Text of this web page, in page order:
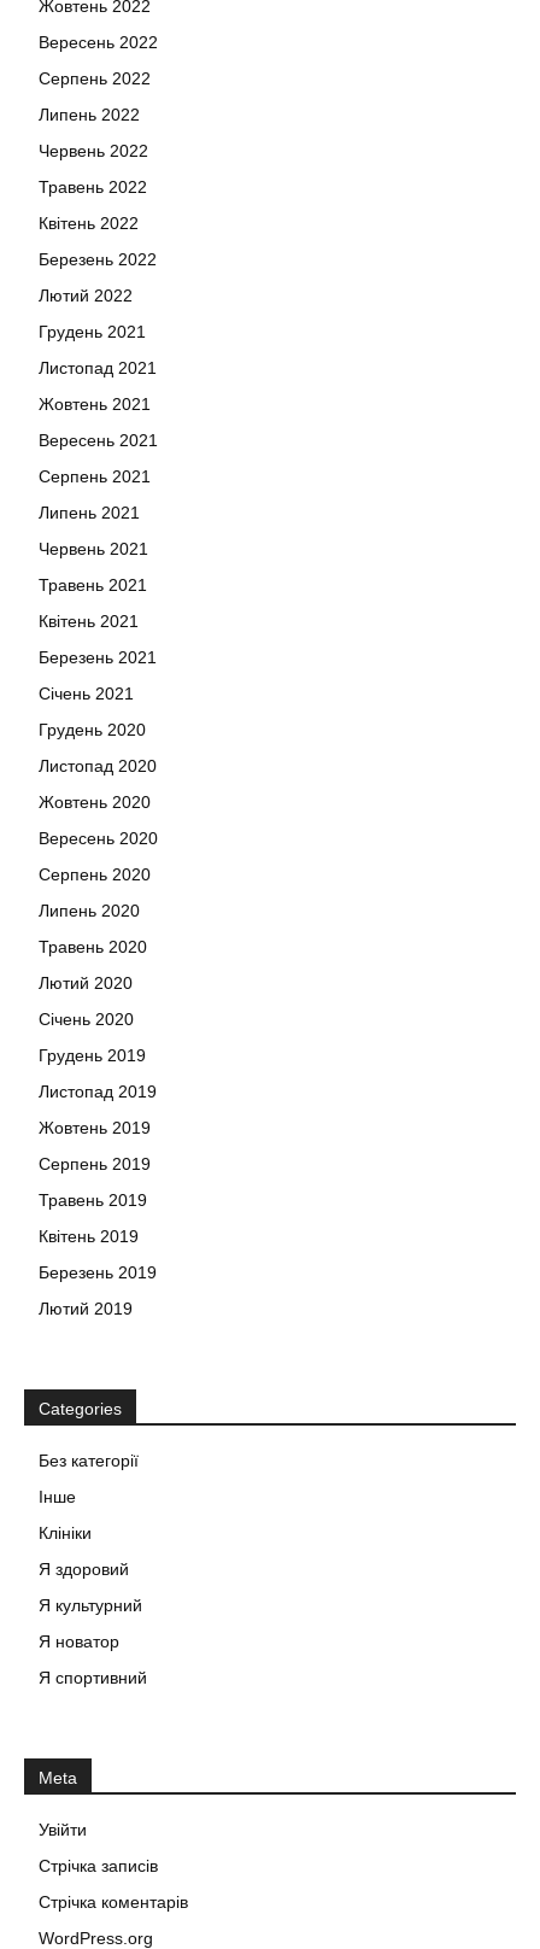
Жовтень 2022
Вересень 2022
Серпень 2022
Липень 2022
Червень 2022
Травень 2022
Квітень 2022
Березень 2022
Лютий 2022
Грудень 2021
Листопад 2021
Жовтень 2021
Вересень 2021
Серпень 2021
Липень 2021
Червень 2021
Травень 2021
Квітень 2021
Березень 2021
Січень 2021
Грудень 2020
Листопад 2020
Жовтень 2020
Вересень 2020
Серпень 2020
Липень 2020
Травень 2020
Лютий 2020
Січень 2020
Грудень 2019
Листопад 2019
Жовтень 2019
Серпень 2019
Травень 2019
Квітень 2019
Березень 2019
Лютий 2019
Categories
Без категорії
Інше
Клініки
Я здоровий
Я культурний
Я новатор
Я спортивний
Meta
Увійти
Стрічка записів
Стрічка коментарів
WordPress.org